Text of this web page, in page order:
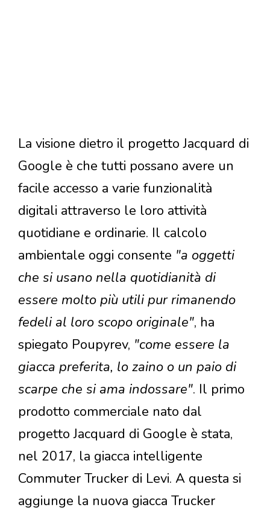
La visione dietro il progetto Jacquard di
Google è che tutti possano avere un
facile accesso a varie funzionalità
digitali attraverso le loro attività
quotidiane e ordinarie. Il calcolo
ambientale oggi consente "a oggetti
che si usano nella quotidianità di
essere molto più utili pur rimanendo
fedeli al loro scopo originale", ha
spiegato Poupyrev, "come essere la
giacca preferita, lo zaino o un paio di
scarpe che si ama indossare". Il primo
prodotto commerciale nato dal
progetto Jacquard di Google è stata,
nel 2017, la giacca intelligente
Commuter Trucker di Levi. A questa si
aggiunge la nuova giacca Trucker